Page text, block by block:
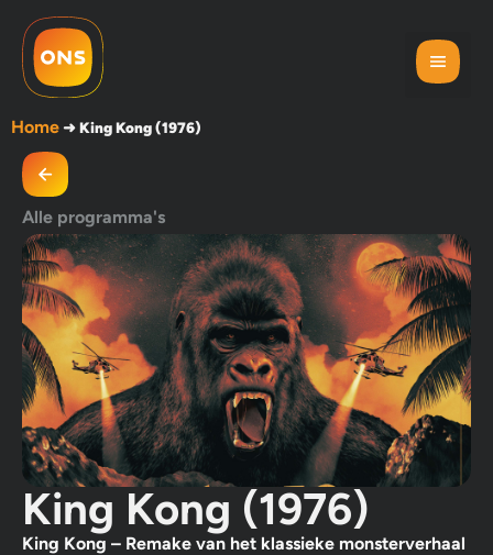
Home➜King Kong (1976)
Alle programma's
King Kong (1976)
King Kong – Remake van het klassieke monsterverhaal